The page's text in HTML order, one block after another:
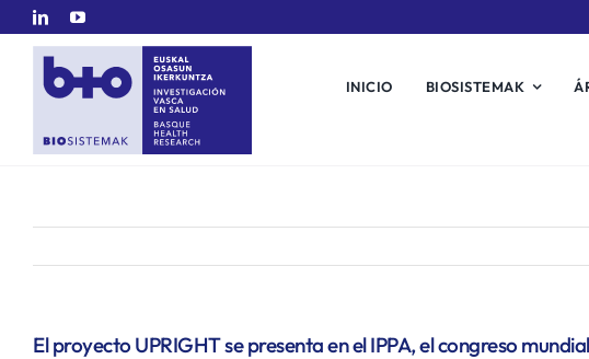
Saltar
contenido
INICIO BIOSISTEMAK
El proyecto UPRIGHT se presenta en el IPPA, el congreso